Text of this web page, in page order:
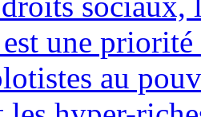
une
au